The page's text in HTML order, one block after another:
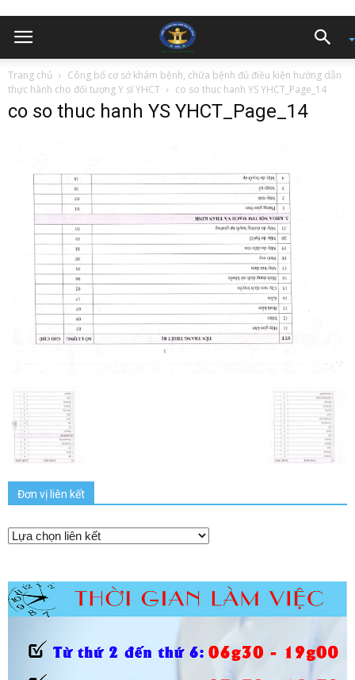
Trang chủ
Công bố cơ sở khám bệnh, chữa bệnh đủ điều kiện hướng dẫn
thực hành cho đối tượng Y sĩ YHCT
co so thuc hanh YS YHCT_Page_14
co so thuc hanh YS YHCT_Page_14
Đơn vị liên kết